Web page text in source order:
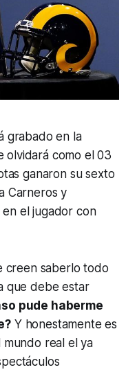
grabado en la
olvidará como el 03
ganaron su sexto
Carneros y
en el jugador con
creen saberlo todo
que debe estar
pude haberme
Y honestamente es
real el ya